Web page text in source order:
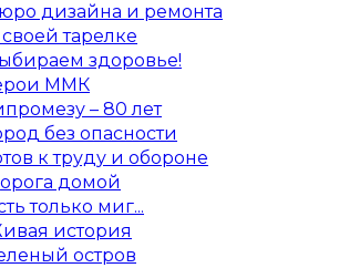
дизайна и ремонта
своей тарелке
здоровье!
ММК
– 80 лет
без опасности
к труду и обороне
домой
только миг...
история
остров